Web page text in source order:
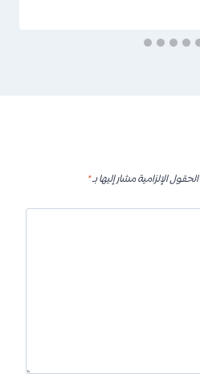
الحقول الإلزامية مشار إليها بـ*